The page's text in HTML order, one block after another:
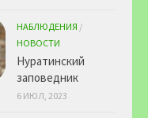
НАБЛЮДЕНИЯ /
НОВОСТИ
Нуратинский
заповедник
6 ИЮЛ, 2023